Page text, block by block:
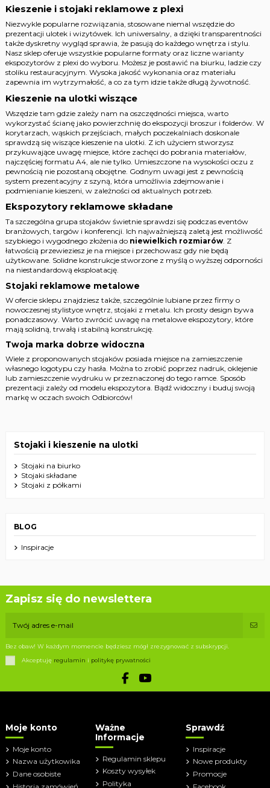
Kieszenie i stojaki reklamowe z plexi
Niezwykle popularne rozwiązania, stosowane niemal wszędzie do
prezentacji ulotek i wizytówek. Ich uniwersalny, a dzięki transparentności
także dyskretny wygląd sprawia, że pasują do każdego wnętrza i stylu.
Nasz sklep oferuje wszystkie popularne formaty oraz liczne warianty
ekspozytorów z plexi do wyboru. Możesz je postawić na biurku, ladzie czy
stoliku restauracyjnym. Wysoka jakość wykonania oraz materiału
zapewnia im wytrzymałość, a co za tym idzie także długą żywotność.
Kieszenie na ulotki wiszące
Wszędzie tam gdzie zależy nam na oszczędności miejsca, warto
wykorzystać ścianę jako powierzchnię do ekspozycji broszur i folderów. W
korytarzach, wąskich przejściach, małych poczekalniach doskonale
sprawdzą się wiszące kieszenie na ulotki. Z ich użyciem stworzysz
przykuwające uwagę miejsce, które zachęci do pobrania materiałów,
najczęściej formatu A4, ale nie tylko. Umieszczone na wysokości oczu z
pewnością nie pozostaną obojętne. Godnym uwagi jest z pewnością
system prezentacyjny z szyną, która umożliwia zdejmowanie i
podmienianie kieszeni, w zależności od aktualnych potrzeb.
Ekspozytory reklamowe składane
Ta szczególna grupa stojaków świetnie sprawdzi się podczas eventów
branżowych, targów i konferencji. Ich najważniejszą zaletą jest możliwość
szybkiego i wygodnego złożenia do niewielkich rozmiarów. Z
łatwością przewieziesz je na miejsce i przechowasz gdy nie będą
użytkowane. Solidne konstrukcje stworzone z myślą o wyższej odporności
na niestandardową eksploatację.
Stojaki reklamowe metalowe
W ofercie sklepu znajdziesz także, szczególnie lubiane przez firmy o
nowoczesnej stylistyce wnętrz, stojaki z metalu. Ich prosty design bywa
ponadczasowy. Warto zwrócić uwagę na metalowe ekspozytory, które
mają solidną, trwałą i stabilną konstrukcję.
Twoja marka dobrze widoczna
Wiele z proponowanych stojaków posiada miejsce na zamieszczenie
własnego logotypu czy hasła. Można to zrobić poprzez nadruk, oklejenie
lub zamieszczenie wydruku w przeznaczonej do tego ramce. Sposób
prezentacji zależy od modelu ekspozytora. Bądź widoczny i buduj swoją
markę w oczach swoich Odbiorców!
Stojaki i kieszenie na ulotki
Stojaki na biurko
Stojaki składane
Stojaki z półkami
BLOG
Inspiracje
Zapisz się do newslettera
Bez obaw! W każdym momencie będziesz mógł zrezygnować z subskrypcji.
Akceptuję regulamin i politykę prywatności
Moje konto
Moje konto
Nazwa użytkowika
Dane osobiste
Ważne
Informacje
Regulamin sklepu
Koszty wysyłek
Polityka
Sprawdź
Inspiracje
Nowe produkty
Promocje